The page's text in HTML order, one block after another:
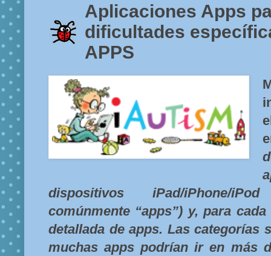
Aplicaciones Apps
dificultades
APPS
dispositivos iPad/iPhone/
comúnmente “apps”) y, para
detallada de apps. Las categorías
muchas apps podrían ir en más